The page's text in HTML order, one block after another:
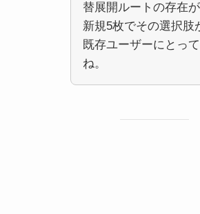
替展開ルートの存在が
新規5枚でその選択肢
既存ユーザーにとっ
ね。